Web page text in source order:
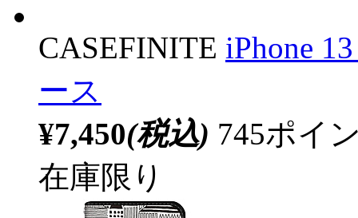
CASEFINITE iPhone
ース
¥7,450(税込) 745ポイ
在庫限り